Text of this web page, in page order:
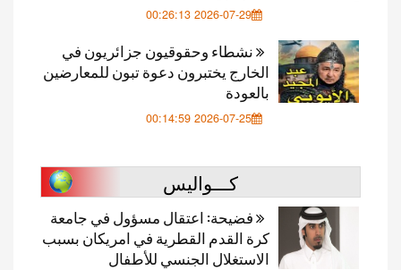
2026-07-29 00:26:13
نشطاء وحقوقيون جزائريون في
الخارج يختبرون دعوة تبون للمعارضين
بالعودة
2026-07-25 00:14:59
كـــواليس
فضيحة: اعتقال مسؤول في جامعة
كرة القدم القطرية في امريكان بسبب
الاستغلال الجنسي للأطفال